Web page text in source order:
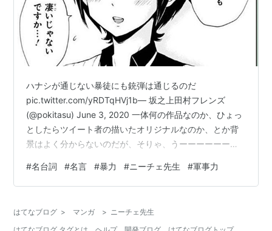
ハナシが通じない暴徒にも銃弾は通じるのだ
pic.twitter.com/yRDTqHVj1b— 坂之上田村フレンズ
(@pokitasu) June 3, 2020 一体何の作品なのか、ひょっ
としたらツイート者の描いたオリジナルなのか、とか背
景はよく分からないのだが、そりゃ、うーーーーーーー
す。そして今見たら、アンサーツイート（リプライ）が
あった９１１を呼んでも解決には10分かかるが、M1911
虚像 virtual image (@escape2025) June…
#名台詞 #名言 #暴力 #ニーチェ先生 #軍事力
はてなブログ > マンガ > ニーチェ先生